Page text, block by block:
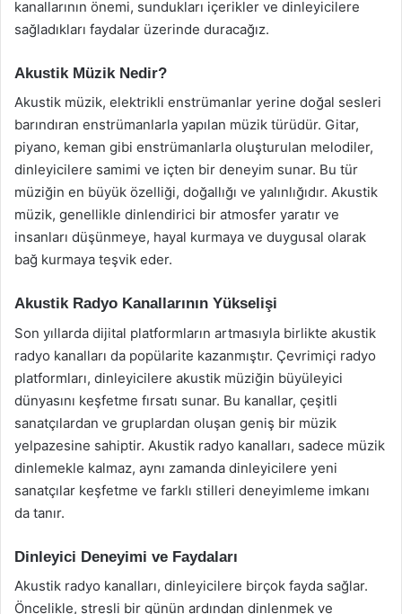
kanallarının önemi, sundukları içerikler ve dinleyicilere
sağladıkları faydalar üzerinde duracağız.
Akustik Müzik Nedir?
Akustik müzik, elektrikli enstrümanlar yerine doğal sesleri
barındıran enstrümanlarla yapılan müzik türüdür. Gitar,
piyano, keman gibi enstrümanlarla oluşturulan melodiler,
dinleyicilere samimi ve içten bir deneyim sunar. Bu tür
müziğin en büyük özelliği, doğallığı ve yalınlığıdır. Akustik
müzik, genellikle dinlendirici bir atmosfer yaratır ve
insanları düşünmeye, hayal kurmaya ve duygusal olarak
bağ kurmaya teşvik eder.
Akustik Radyo Kanallarının Yükselişi
Son yıllarda dijital platformların artmasıyla birlikte akustik
radyo kanalları da popülarite kazanmıştır. Çevrimiçi radyo
platformları, dinleyicilere akustik müziğin büyüleyici
dünyasını keşfetme fırsatı sunar. Bu kanallar, çeşitli
sanatçılardan ve gruplardan oluşan geniş bir müzik
yelpazesine sahiptir. Akustik radyo kanalları, sadece müzik
dinlemekle kalmaz, aynı zamanda dinleyicilere yeni
sanatçılar keşfetme ve farklı stilleri deneyimleme imkanı
da tanır.
Dinleyici Deneyimi ve Faydaları
Akustik radyo kanalları, dinleyicilere birçok fayda sağlar.
Öncelikle, stresli bir günün ardından dinlenmek ve